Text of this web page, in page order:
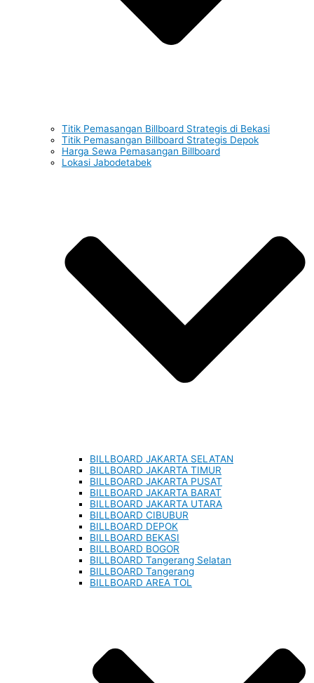
Titik Pemasangan Billboard Strategis di Bekasi
Titik Pemasangan Billboard Strategis Depok
Harga Sewa Pemasangan Billboard
Lokasi Jabodetabek
BILLBOARD JAKARTA SELATAN
BILLBOARD JAKARTA TIMUR
BILLBOARD JAKARTA PUSAT
BILLBOARD JAKARTA BARAT
BILLBOARD JAKARTA UTARA
BILLBOARD CIBUBUR
BILLBOARD DEPOK
BILLBOARD BEKASI
BILLBOARD BOGOR
BILLBOARD Tangerang Selatan
BILLBOARD Tangerang
BILLBOARD AREA TOL